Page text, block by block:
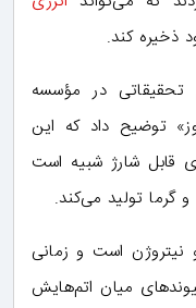
ذخیره کند.
در مؤسسه
توضیح داد که این
قابل شارژ شبیه است
گرما تولید می‌کند.
نیتروژن است و زمانی
میان اتم‌هایش